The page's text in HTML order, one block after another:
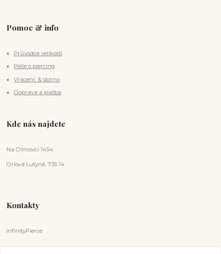
Pomoc & info
Průvodce velikostí
Péče o piercing
Vrácení & storno
Doprava a platba
Kde nás najdete
Na Olmovci 1454
Orlová Lutyně, 735 14
Kontakty
InfinityPierce